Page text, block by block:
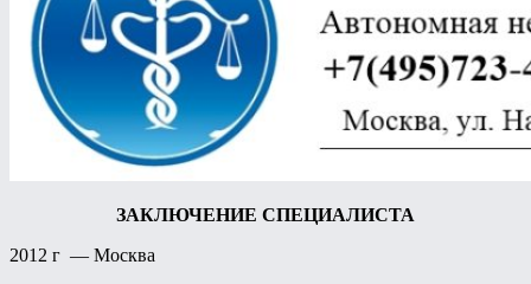
ЗАКЛЮЧЕНИЕ СПЕЦИАЛИСТА
2012 г — Москва